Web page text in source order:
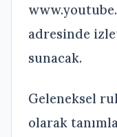
adresinde
sunacak.
Geleneksel
olarak